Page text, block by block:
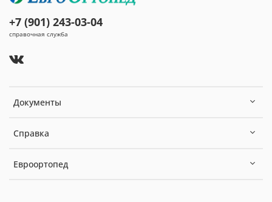
Документы
Справка
Евроортопед
+7 (901) 243-03-04
справочная служба